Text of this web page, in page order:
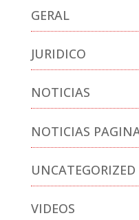
GERAL
JURIDICO
NOTICIAS
NOTICIAS
UNCATEGORIZED
VIDEOS